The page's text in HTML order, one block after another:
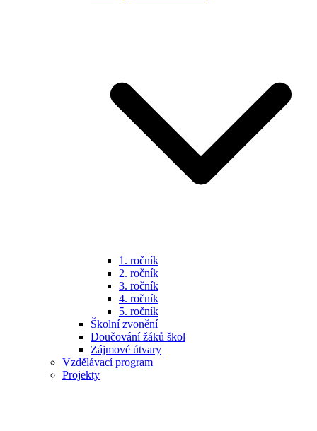
1. ročník
2. ročník
3. ročník
4. ročník
5. ročník
Školní zvonění
Doučování žáků škol
Zájmové útvary
Vzdělávací program
Projekty